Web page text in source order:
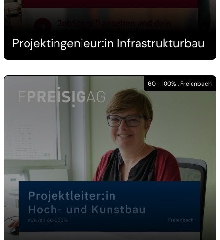
Projektingenieur:in Infrastrukturbau
60 - 100% , Freienbach